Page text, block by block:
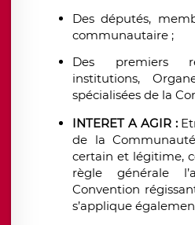
Des députés,
communautaire ;
Des premiers
institutions,
spécialisées de la
INTERET A AGIR :
de la
certain et légitime,
règle générale
Convention
s’applique